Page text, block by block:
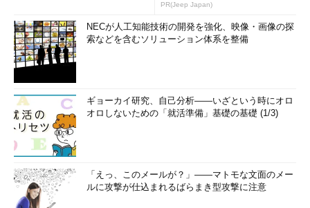
PR(Jeep Japan)
NECが人工知能技術の開発を強化、映像・画像の探
索などを含むソリューション体系を整備
ギョーカイ研究、自己分析――いざという時にオロ
オロしないための「就活準備」基礎の基礎 (1/3)
「えっ、このメールが？」――マトモな文面のメー
ルに攻撃が仕込まれるばらまき型攻撃に注意